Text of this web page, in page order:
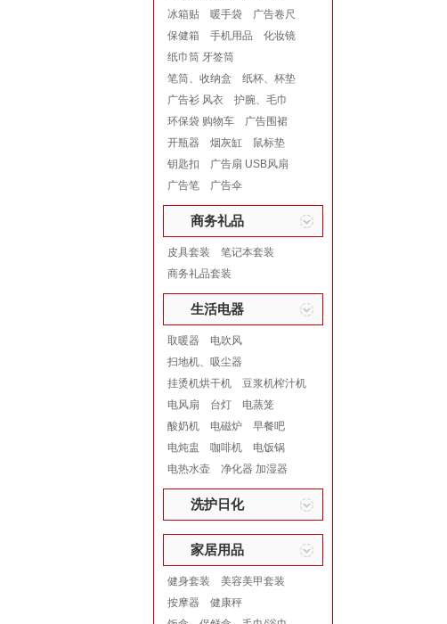
冰箱贴
暖手袋
广告卷尺
保健箱
手机用品
化妆镜
纸巾筒 牙签筒
笔筒、收纳盒
纸杯、杯垫
广告衫 风衣
护腕、毛巾
环保袋 购物车
广告围裙
开瓶器
烟灰缸
鼠标垫
钥匙扣
广告扇 USB风扇
广告笔
广告伞
商务礼品
皮具套装
笔记本套装
商务礼品套装
生活电器
取暖器
电吹风
扫地机、吸尘器
挂烫机烘干机
豆浆机榨汁机
电风扇
台灯
电蒸笼
酸奶机
电磁炉
早餐吧
电炖盅
咖啡机
电饭锅
电热水壶
净化器 加湿器
洗护日化
家居用品
健身套装
美容美甲套装
按摩器
健康秤